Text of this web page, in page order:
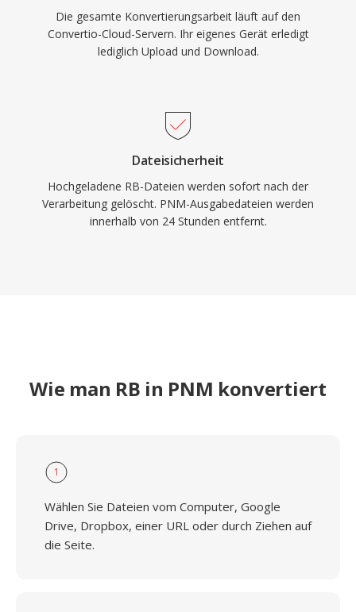
Die gesamte Konvertierungsarbeit läuft auf den
Convertio-Cloud-Servern. Ihr eigenes Gerät erledigt
lediglich Upload und Download.
Dateisicherheit
Hochgeladene RB-Dateien werden sofort nach der
Verarbeitung gelöscht. PNM-Ausgabedateien werden
innerhalb von 24 Stunden entfernt.
Wie man RB in PNM konvertiert
1
Wählen Sie Dateien vom Computer, Google
Drive, Dropbox, einer URL oder durch Ziehen auf
die Seite.